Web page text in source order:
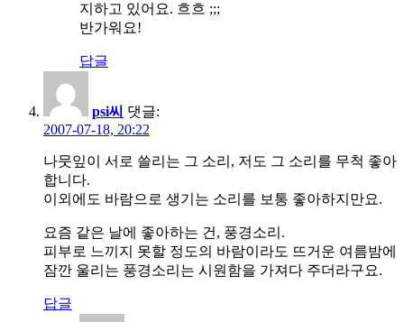
지하고 있어요. 흐흐 ;;;
반가워요!
답글
psi씨 댓글:
2007-07-18, 20:22
나뭇잎이 서로 쓸리는 그 소리, 저도 그 소리를 무척 좋아
합니다.
이외에도 바람으로 생기는 소리를 보통 좋아하지만요.
요즘 같은 날에 좋아하는 건, 풍경소리.
피부로 느끼지 못할 정도의 바람이라도 뜨거운 여름밤에
잠깐 울리는 풍경소리는 시원함을 가져다 주더라구요.
답글